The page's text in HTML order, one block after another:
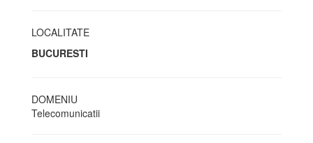
LOCALITATE
BUCURESTI
DOMENIU
Telecomunicatii